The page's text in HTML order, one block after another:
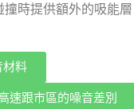
撞時提供額外的吸能層
材料
速跟市區的噪音差別